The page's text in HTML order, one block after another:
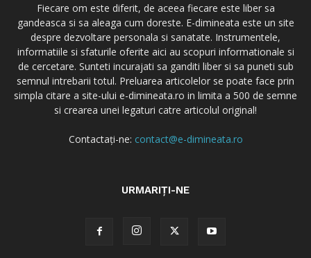
Fiecare om este diferit, de aceea fiecare este liber sa
gandeasca si sa aleaga cum doreste. E-dimineata este un site
despre dezvoltare personala si sanatate. Instrumentele,
informatiile si sfaturile oferite aici au scopuri informationale si
de cercetare. Sunteti incurajati sa ganditi liber si sa puneti sub
semnul intrebarii totul. Preluarea articolelor se poate face prin
simpla citare a site-ului e-dimineata.ro in limita a 500 de semne
si crearea unei legaturi catre articolul original!
Contactați-ne: contact@e-dimineata.ro
URMARIȚI-NE